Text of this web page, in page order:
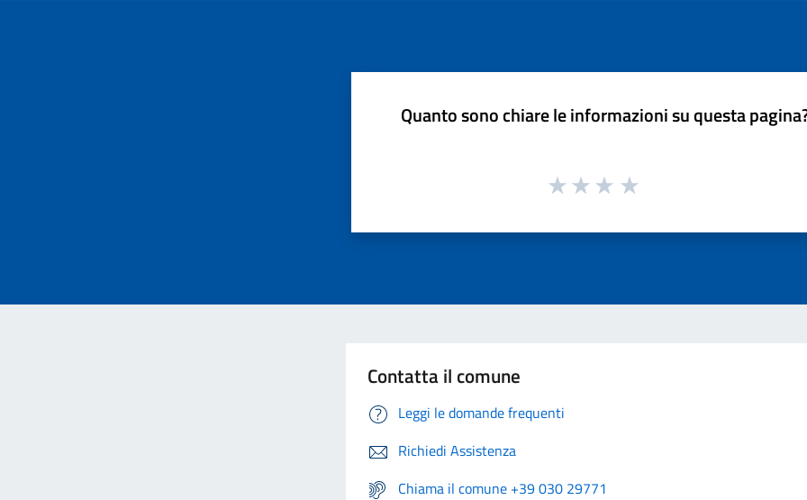
Quanto sono chiare le informazioni su questa
Contatta il comune
Leggi le domande frequenti
Richiedi Assistenza
Chiama il comune +39 030 29771